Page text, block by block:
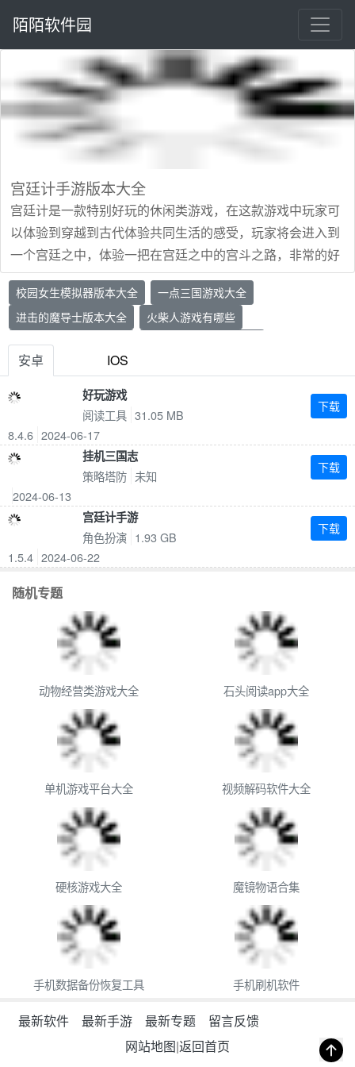
陌陌软件园
宫廷计手游版本大全
宫廷计是一款特别好玩的休闲类游戏，在这款游戏中玩家可
以体验到穿越到古代体验共同生活的感受，玩家将会进入到
一个宫廷之中，体验一把在宫廷之中的宫斗之路，非常的好
玩，但是很多玩家不知道哪些版本福利最好，也不知道哪个
版本最适合自己，今天小编就帮助大家整理出宫廷计手游的
版本大全，其中含有很多种宫廷计手游的版本，感兴趣的小
伙伴快来下载吧。
校园女生模拟器版本大全
一点三国游戏大全
进击的魔导士版本大全
火柴人游戏有哪些
好玩的解压小游戏推荐
餐厅手游推荐
新仙魔九界割草游戏
好玩的养猫游戏推荐
安卓 IOS
好玩游戏
阅读工具 31.05 MB
8.4.6 2024-06-17
下载
挂机三国志
策略塔防 未知
2024-06-13
下载
宫廷计手游
角色扮演 1.93 GB
1.5.4 2024-06-22
下载
随机专题
动物经营类游戏大全 石头阅读app大全
单机游戏平台大全 视频解码软件大全
硬核游戏大全 魔镜物语合集
手机数据备份恢复工具 手机刷机软件
最新软件 最新手游 最新专题
留言反馈
网站地图|返回首页